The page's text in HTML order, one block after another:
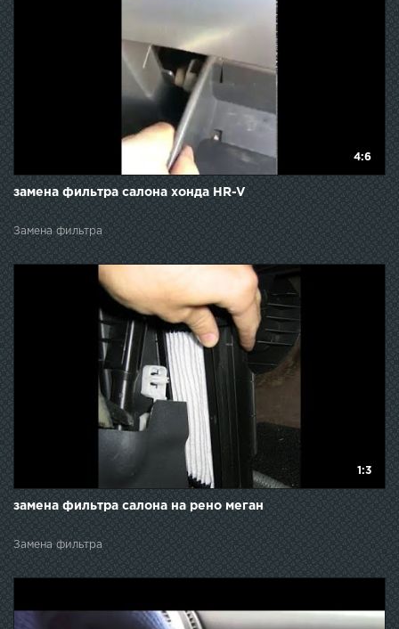
4:6
замена фильтра салона хонда HR-V
Замена фильтра
1:3
замена фильтра салона на рено меган
Замена фильтра